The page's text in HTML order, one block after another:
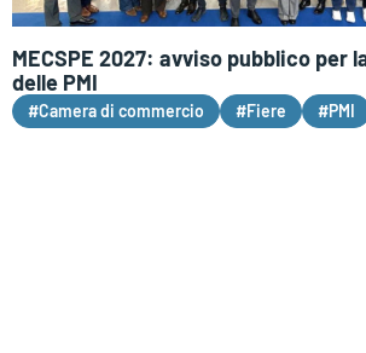
MECSPE 2027: avviso pubblico per
delle PMI
#Camera di commercio #Fiere #PMI